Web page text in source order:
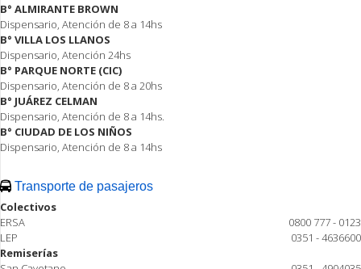
B° ALMIRANTE BROWN
Dispensario, Atención de 8 a 14hs
B° VILLA LOS LLANOS
Dispensario, Atención 24hs
B° PARQUE NORTE (CIC)
Dispensario, Atención de 8 a 20hs
B° JUÁREZ CELMAN
Dispensario, Atención de 8 a 14hs.
B° CIUDAD DE LOS NIÑOS
Dispensario, Atención de 8 a 14hs
Transporte de pasajeros
Colectivos
ERSA
0800 777 - 0123
LEP
0351 - 4636600
Remiserías